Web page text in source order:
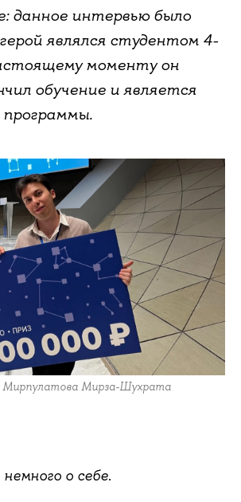
данное интервью было
являлся студентом 4-
моменту он
обучение и является
программы.
Мирпулатова Мирза-Шухрата
о себе.